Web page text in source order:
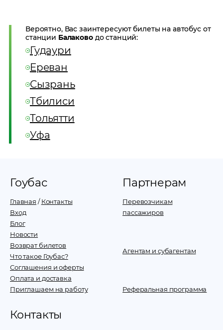
Вероятно, Вас заинтересуют билеты на автобус от
станции Балаководо станций:
Гудаури
Ереван
Сызрань
Тбилиси
Тольятти
Уфа
Гоубас
Главная /Контакты
Вход
Блог
Новости
Возврат билетов
Что такое Гоубас?
Соглашения и оферты
Оплата и доставка
Приглашаем на работу
Партнерам
Перевозчикам
пассажиров
Агентам и субагентам
Реферальная программа
Контакты